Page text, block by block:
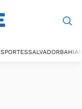
SALVADORBAHIA